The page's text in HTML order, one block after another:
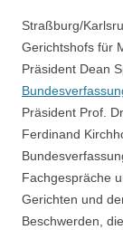
Straßburg/
Gerichtshofs für
Präsident Dean
Präsident Prof.
Ferdinand
Fachgespräche
Gerichten und
Beschwerden,